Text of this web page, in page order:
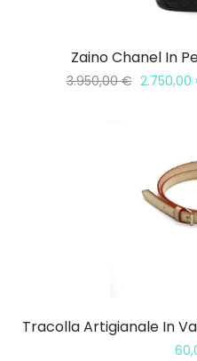
Zaino Chanel In
3.950,00€ 2.750,00
Tracolla Artigianale In